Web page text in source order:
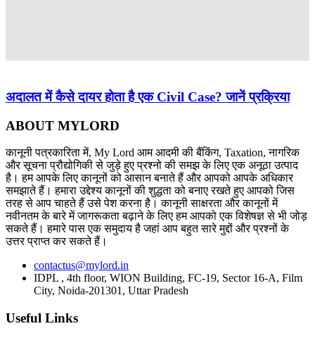
अदालत में कैसे दायर होता है एक Civil Case? जानें प्रक्रिया
ABOUT MYLORD
कानूनी पत्रकारिता में, My Lord आम आदमी की बैंकिंग, Taxation, नागरिक
और सूचना प्रौद्योगिकी से जुड़े हुए प्रश्नो की समझ के लिए एक अनूठा उत्पाद
है। हम आपके लिए कानूनों को आसान बनाते हैं और आपको आपके अधिकार
समझाते हैं। हमारा उद्देश्य कानूनों की शुद्धता को बनाए रखते हुए आपको जिस
तरह से आप चाहते हैं उसे पेश करना है। कानूनी साक्षरता और कानूनों में
नवीनतम के बारे में जागरूकता बढ़ाने के लिए हम आपको एक विशेषज्ञ से भी जोड़
सकते हैं। हमारे पास एक समुदाय है जहां आप बहुत सारे मुद्दों और प्रश्नों के
उत्तर प्राप्त कर सकते हैं।
contactus@mylord.in
IDPL , 4th floor, WION Building, FC-19, Sector 16-A, Film
City, Noida-201301, Uttar Pradesh
Useful Links